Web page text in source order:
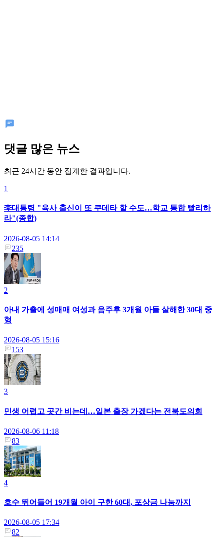
댓글 많은 뉴스
최근 24시간 동안 집계한 결과입니다.
1
李대통령 "육사 출신이 또 쿠데타 할 수도…학교 통합 빨리하
라"(종합)
2026-08-05 14:14
235
2
아내 가출에 성매매 여성과 음주후 3개월 아들 살해한 30대 중
형
2026-08-05 15:16
153
3
민생 어렵고 곳간 비는데…일본 출장 가겠다는 전북도의회
2026-08-06 11:18
83
4
호수 뛰어들어 19개월 아이 구한 60대, 포상금 나눔까지
2026-08-05 17:34
82